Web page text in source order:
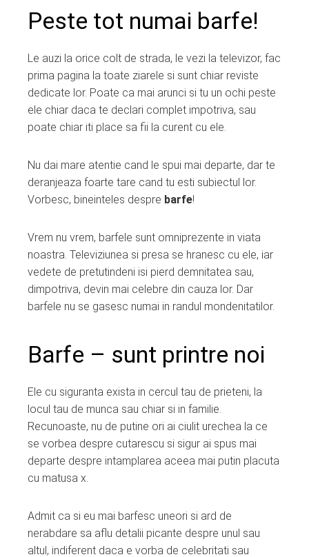
Peste tot numai barfe!
Le auzi la orice colt de strada, le vezi la televizor, fac
prima pagina la toate ziarele si sunt chiar reviste
dedicate lor. Poate ca mai arunci si tu un ochi peste
ele chiar daca te declari complet impotriva, sau
poate chiar iti place sa fii la curent cu ele.
Nu dai mare atentie cand le spui mai departe, dar te
deranjeaza foarte tare cand tu esti subiectul lor.
Vorbesc, bineinteles despre barfe!
Vrem nu vrem, barfele sunt omniprezente in viata
noastra. Televiziunea si presa se hranesc cu ele, iar
vedete de pretutindeni isi pierd demnitatea sau,
dimpotriva, devin mai celebre din cauza lor. Dar
barfele nu se gasesc numai in randul mondenitatilor.
Barfe – sunt printre noi
Ele cu siguranta exista in cercul tau de prieteni, la
locul tau de munca sau chiar si in familie.
Recunoaste, nu de putine ori ai ciulit urechea la ce
se vorbea despre cutarescu si sigur ai spus mai
departe despre intamplarea aceea mai putin placuta
cu matusa x.
Admit ca si eu mai barfesc uneori si ard de
nerabdare sa aflu detalii picante despre unul sau
altul, indiferent daca e vorba de celebritati sau